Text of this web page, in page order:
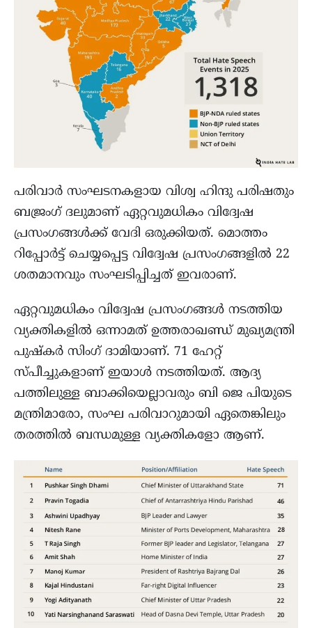
പരിവാർ സംഘടനകളായ വിശ്വ ഹിന്ദു പരിഷതും
ബജ്രംഗ് ദലുമാണ് ഏറ്റവുമധികം വിദ്വേഷ
പ്രസംഗങ്ങൾക്ക് വേദി ഒരുക്കിയത്. മൊത്തം
റിപ്പോർട്ട്‌ ചെയ്യപ്പെട്ട വിദ്വേഷ പ്രസംഗങ്ങളിൽ 22
ശതമാനവും സംഘടിപ്പിച്ചത് ഇവരാണ്.
ഏറ്റവുമധികം വിദ്വേഷ പ്രസംഗങ്ങൾ നടത്തിയ
വ്യക്തികളിൽ ഒന്നാമത് ഉത്തരാഖണ്ഡ് മുഖ്യമന്ത്രി
പുഷ്‌കർ സിംഗ് ദാമിയാണ്. 71 ഹേറ്റ്
സ്പീച്ചുകളാണ് ഇയാൾ നടത്തിയത്. ആദ്യ
പത്തിലുള്ള ബാക്കിയെല്ലാവരും ബി ജെ പിയുടെ
മന്ത്രിമാരോ, സംഘ പരിവാറുമായി ഏതെങ്കിലും
തരത്തിൽ ബന്ധമുള്ള വ്യക്തികളോ ആണ്.